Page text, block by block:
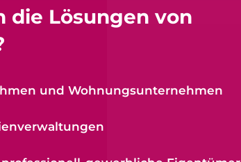
die Lösungen von
und Wohnungsunternehmen